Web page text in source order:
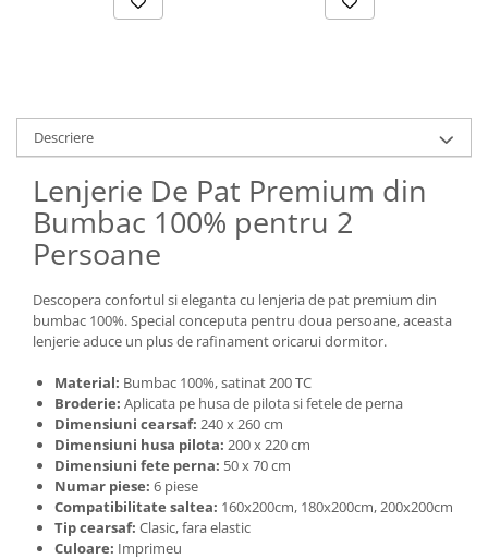
Descriere
Lenjerie De Pat Premium din
Bumbac 100% pentru 2
Persoane
Descopera confortul si eleganta cu lenjeria de pat premium din
bumbac 100%. Special conceputa pentru doua persoane, aceasta
lenjerie aduce un plus de rafinament oricarui dormitor.
Material: Bumbac 100%, satinat 200 TC
Broderie: Aplicata pe husa de pilota si fetele de perna
Dimensiuni cearsaf: 240 x 260 cm
Dimensiuni husa pilota: 200 x 220 cm
Dimensiuni fete perna: 50 x 70 cm
Numar piese: 6 piese
Compatibilitate saltea: 160x200cm, 180x200cm, 200x200cm
Tip cearsaf: Clasic, fara elastic
Culoare: Imprimeu